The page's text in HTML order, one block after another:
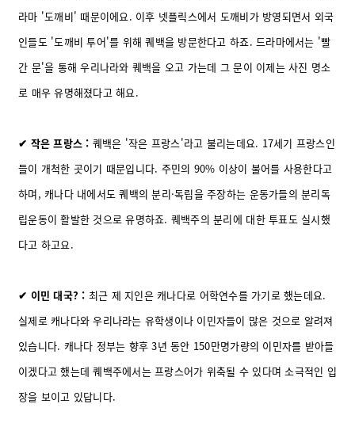
라마 '도깨비' 때문이에요. 이후 넷플릭스에서 도깨비가 방영되면서 외국
인들도 '도깨비 투어'를 위해 퀘백을 방문한다고 하죠. 드라마에서는 '빨
간 문'을 통해 우리나라와 퀘백을 오고 가는데 그 문이 이제는 사진 명소
로 매우 유명해졌다고 해요.
✔ 작은 프랑스 : 퀘백은 '작은 프랑스'라고 불리는데요. 17세기 프랑스인
들이 개척한 곳이기 때문입니다. 주민의 90% 이상이 불어를 사용한다고
하며, 캐나다 내에서도 퀘백의 분리·독립을 주장하는 운동가들의 분리독
립운동이 활발한 것으로 유명하죠. 퀘백주의 분리에 대한 투표도 실시했
다고 하고요.
✔ 이민 대국? : 최근 제 지인은 캐나다로 어학연수를 가기로 했는데요.
실제로 캐나다와 우리나라는 유학생이나 이민자들이 많은 것으로 알려져
있습니다. 캐나다 정부는 향후 3년 동안 150만명가량의 이민자를 받아들
이겠다고 했는데 퀘백주에서는 프랑스어가 위축될 수 있다며 소극적인 입
장을 보이고 있답니다.